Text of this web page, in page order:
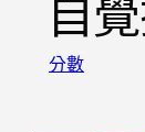
自
分數